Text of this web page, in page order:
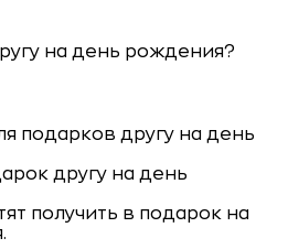
на день рождения?
подарков другу на день
другу на день
получить в подарок на